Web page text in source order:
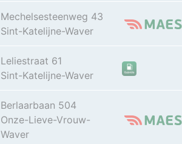
Mechelsesteenweg 43
Sint-Katelijne-Waver
Leliestraat 61
Sint-Katelijne-Waver
Berlaarbaan 504
Onze-Lieve-Vrouw-
Waver